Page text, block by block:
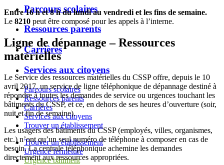
Parcours scolaires
Ressources parents
Carrières
Services aux citoyens
Parcours scolaires
Ressources parents
Carrières
Services aux citoyens
Trouver un établissement
Trouver un établissement
Urgence fermeture
Urgence bâtiment
Entre 16 h et 8 h du lundi au vendredi et les fins de semaine.
Le 8210 peut être composé pour les appels à l’interne.
Ligne de dépannage – Ressources
matérielles
Le Service des ressources matérielles du CSSP offre, depuis le 10
avril 2017, un service de ligne téléphonique de dépannage destiné à
répondre à toutes les demandes de service ou urgences touchant les
bâtiments du CSSP, et ce, en dehors de ses heures d’ouverture (soir,
nuit et fin de semaine).
Les usagers des bâtiments du CSSP (employés, villes, organismes,
etc.) n’ont qu’un seul numéro de téléphone à composer en cas de
besoin. La centrale téléphonique achemine les demandes
directement aux ressources appropriées.